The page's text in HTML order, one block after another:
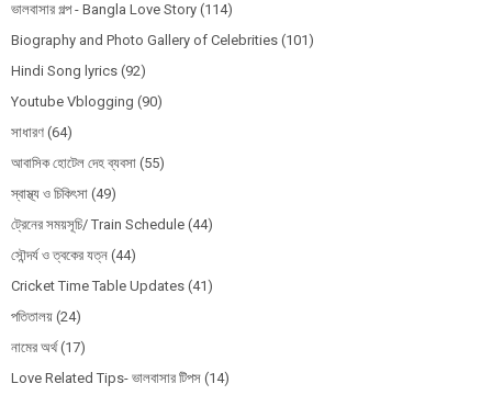
ভালবাসার গল্প - Bangla Love Story (114)
Biography and Photo Gallery of Celebrities (101)
Hindi Song lyrics (92)
Youtube Vblogging (90)
সাধারণ (64)
আবাসিক হোটেল দেহ ব্যবসা (55)
স্বাস্থ্য ও চিকিৎসা (49)
ট্রেনের সময়সূচি/ Train Schedule (44)
সৌন্দর্য ও ত্বকের যত্ন (44)
Cricket Time Table Updates (41)
পতিতালয় (24)
নামের অর্থ (17)
Love Related Tips- ভালবাসার টিপস (14)